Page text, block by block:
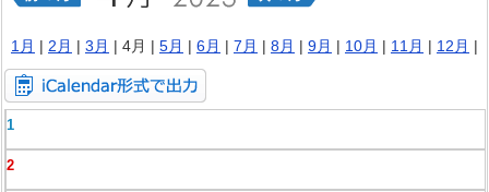
1月 | 2月 | 3月 | 4月 | 5月 | 6月 | 7月 | 8月 | 9月 | 10月 | 11月 | 12月 |
1
2